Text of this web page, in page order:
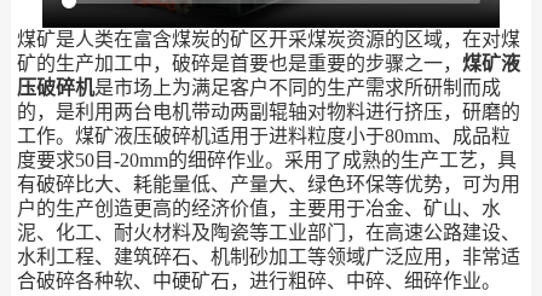
煤矿是人类在富含煤炭的矿区开采煤炭资源的区域，在对煤
矿的生产加工中，破碎是首要也是重要的步骤之一， 煤矿液
压破碎机是市场上为满足客户不同的生产需求所研制而成
的，是利用两台电机带动两副辊轴对物料进行挤压，研磨的
工作。煤矿液压破碎机适用于进料粒度小于80mm、成品粒
度要求50目-20mm的细碎作业。采用了成熟的生产工艺，具
有破碎比大、耗能量低、产量大、绿色环保等优势，可为用
户的生产创造更高的经济价值，主要用于冶金、矿山、水
泥、化工、耐火材料及陶瓷等工业部门，在高速公路建设、
水利工程、建筑碎石、机制砂加工等领域广泛应用，非常适
合破碎各种软、中硬矿石，进行粗碎、中碎、细碎作业。